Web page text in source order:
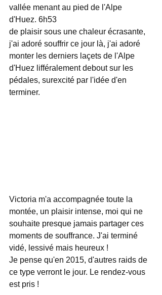
vallée menant au pied de l'Alpe
d'Huez. 6h53
de plaisir sous une chaleur écrasante,
j'ai adoré souffrir ce jour là, j'ai adoré
monter les derniers laçets de l'Alpe
d'Huez lifféralement debout sur les
pédales, surexcité par l'idée d'en
terminer.
Victoria m'a accompagnée toute la
montée, un plaisir intense, moi qui ne
souhaite presque jamais partager ces
moments de souffrance. J'ai terminé
vidé, lessivé mais heureux !
Je pense qu'en 2015, d'autres raids de
ce type verront le jour. Le rendez-vous
est pris !